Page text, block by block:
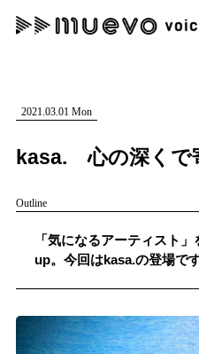
記事を検索する
人気ワード
#男性シンガー #HR/HM
#ヒップホップ #男性シンガー
"読者の声を形にする”
MENU
記事一覧
会社概要
2021.03.01 Mon
kasa. 心の深くで
Outline
「気になるアーティスト
up。今回はkasa.の登場です